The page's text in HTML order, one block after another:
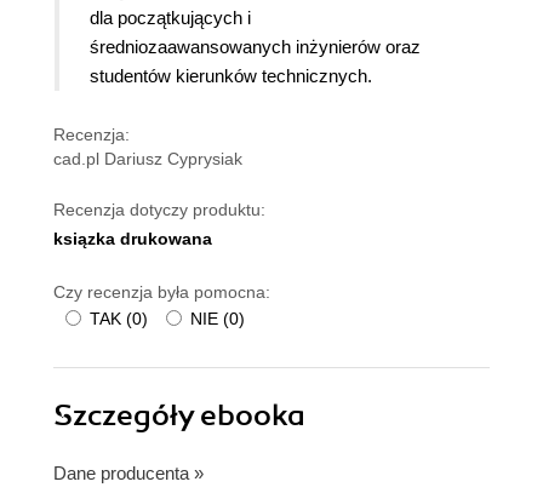
dla początkujących i
średniozaawansowanych inżynierów oraz
studentów kierunków technicznych.
Recenzja:
cad.pl Dariusz Cyprysiak
Recenzja dotyczy produktu:
ksiązka drukowana
Czy recenzja była pomocna:
TAK (0) NIE (0)
Szczegółyebooka
Dane producenta »